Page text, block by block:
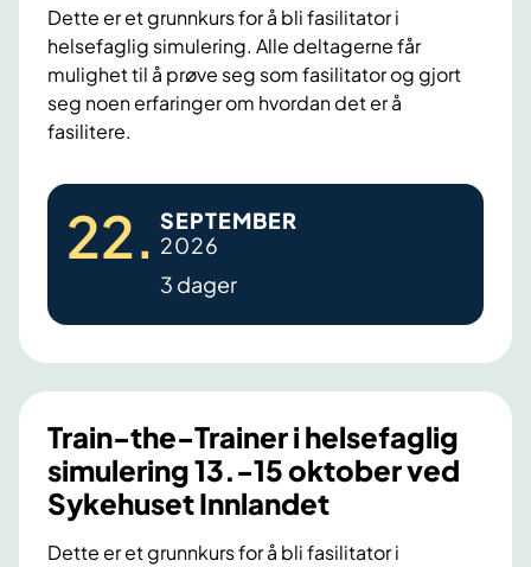
l
e
r
i
g
r
a
i
n
e
i
l
e
f
a
g
l
g
Dette er et grunnkurs for å bli fasilitator i
helsefaglig simulering. Alle deltagerne får
mulighet til å prøve seg som fasilitator og gjort
seg noen erfaringer om hvordan det er å
fasilitere.
T
n
-
t
h
e
-
T
r
22. SEPTEMBER
2026
3 dager
Train-the-Trainer i helsefaglig
simulering 13.-15 oktober ved
Sykehuset Innlandet
Dette er et grunnkurs for å bli fasilitator i